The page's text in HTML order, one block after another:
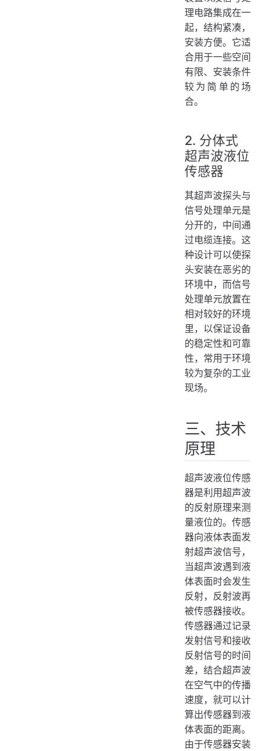
理电路集成在一
起，结构紧凑，
安装方便。它适
合用于一些空间
有限、安装条件
较为简单的场
合。
2. 分体式
超声波液位
传感器
其超声波探头与
信号处理单元是
分开的，中间通
过电缆连接。这
种设计可以使探
头安装在恶劣的
环境中，而信号
处理单元放置在
相对较好的环境
里，以保证设备
的稳定性和可靠
性，常用于环境
较为复杂的工业
现场。
三、技术
原理
超声波液位传感
器是利用超声波
的反射原理来测
量液位的。传感
器向液体表面发
射超声波信号，
当超声波遇到液
体表面时会发生
反射，反射波再
被传感器接收。
传感器通过记录
发射信号和接收
反射信号的时间
差，结合超声波
在空气中的传播
速度，就可以计
算出传感器到液
体表面的距离。
由于传感器安装